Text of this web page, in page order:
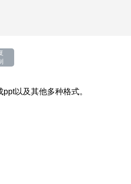
以及其他多种格式。